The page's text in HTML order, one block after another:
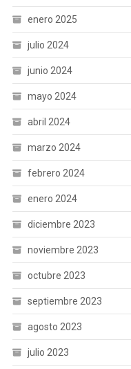
enero 2025
julio 2024
junio 2024
mayo 2024
abril 2024
marzo 2024
febrero 2024
enero 2024
diciembre 2023
noviembre 2023
octubre 2023
septiembre 2023
agosto 2023
julio 2023